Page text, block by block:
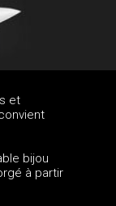
et
bijou
à partir